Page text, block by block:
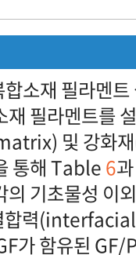
소재 필라멘트
필라멘트를
및 강화
통해 Table6
의 기초물성 이
합력
가 함유된 GF/